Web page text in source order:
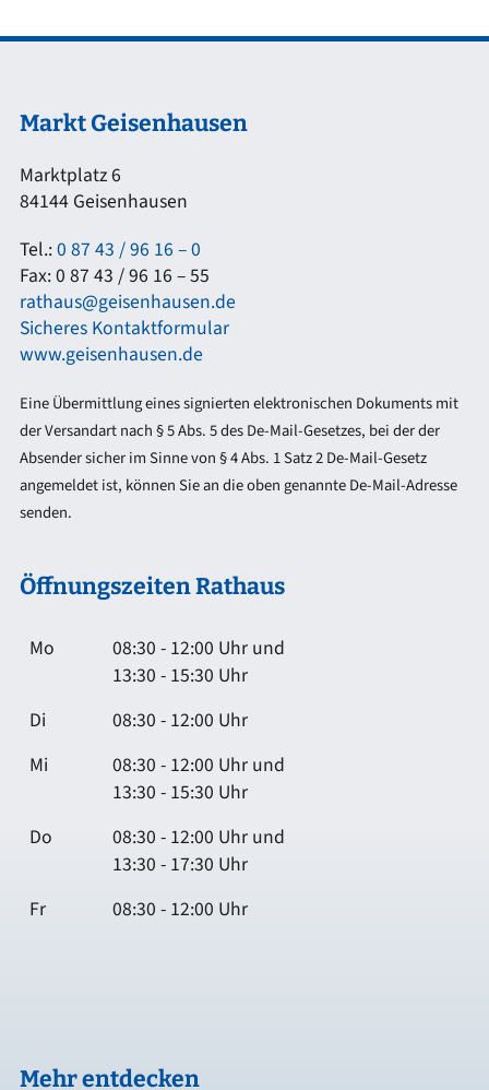
Markt Geisenhausen
Marktplatz 6
84144 Geisenhausen
Tel.:0 87 43 / 96 16 – 0
Fax: 0 87 43 / 96 16 – 55
rathaus@geisenhausen.de
Sicheres Kontaktformular
www.geisenhausen.de
Eine Übermittlung eines signierten elektronischen Dokuments mit
der Versandart nach § 5 Abs. 5 des De-Mail-Gesetzes, bei der der
Absender sicher im Sinne von § 4 Abs. 1 Satz 2 De-Mail-Gesetz
angemeldet ist, können Sie an die oben genannte De-Mail-Adresse
senden.
Öffnungszeiten Rathaus
Mo
08:30 - 12:00 Uhr und
13:30 - 15:30 Uhr
Di
08:30 - 12:00 Uhr
Mi
08:30 - 12:00 Uhr und
13:30 - 15:30 Uhr
Do
08:30 - 12:00 Uhr und
13:30 - 17:30 Uhr
Fr
08:30 - 12:00 Uhr
Mehr entdecken